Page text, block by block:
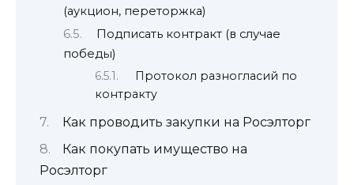
(аукцион, переторжка)
Подписать контракт (в случае
победы)
Протокол разногласий по
контракту
Как проводить закупки на Росэлторг
Как покупать имущество на
Росэлторг